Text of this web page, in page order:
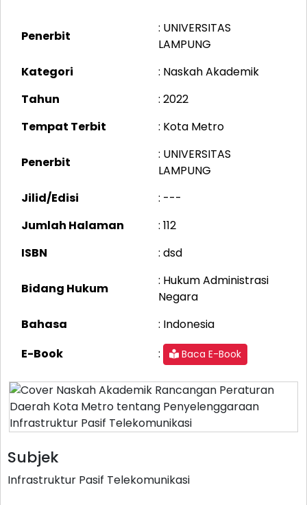
Penerbit
: UNIVERSITAS
LAMPUNG
Kategori
: Naskah Akademik
Tahun
: 2022
Tempat Terbit
: Kota Metro
Penerbit
: UNIVERSITAS
LAMPUNG
Jilid/Edisi
: ---
Jumlah Halaman
: 112
ISBN
: dsd
Bidang Hukum
: Hukum Administrasi
Negara
Bahasa
: Indonesia
E-Book
: Baca E-Book
Subjek
Infrastruktur Pasif Telekomunikasi